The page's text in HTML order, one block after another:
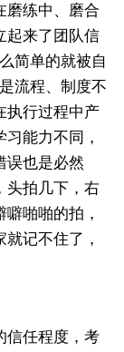
练中、磨合
起来了团队信
简单的就被自
流程、制度不
执行过程中产
能力不同，
误也是必然
头拍几下，右
啪啪的拍，
记不住了，
任程度，考